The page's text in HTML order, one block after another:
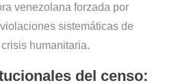
venezolana forzada por
sistemáticas de
humanitaria.
del censo: